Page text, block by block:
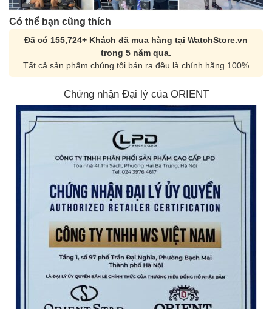
Có thể bạn cũng thích
Đã có 155,724+ Khách đã mua hàng tại WatchStore.vn
trong 5 năm qua.
Tất cả sản phẩm chúng tôi bán ra đều là chính hãng 100%
Chứng nhận Đại lý của ORIENT